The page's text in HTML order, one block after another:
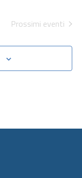
Prossimi eventi